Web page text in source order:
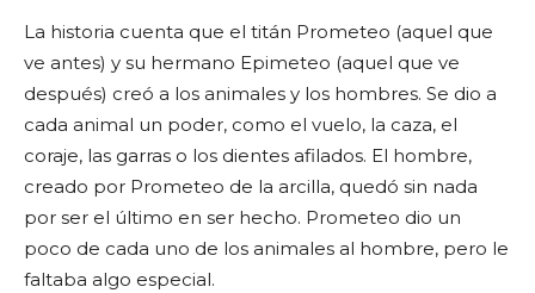
La historia cuenta que el titán Prometeo (aquel que
ve antes) y su hermano Epimeteo (aquel que ve
después) creó a los animales y los hombres. Se dio a
cada animal un poder, como el vuelo, la caza, el
coraje, las garras o los dientes afilados. El hombre,
creado por Prometeo de la arcilla, quedó sin nada
por ser el último en ser hecho. Prometeo dio un
poco de cada uno de los animales al hombre, pero le
faltaba algo especial.